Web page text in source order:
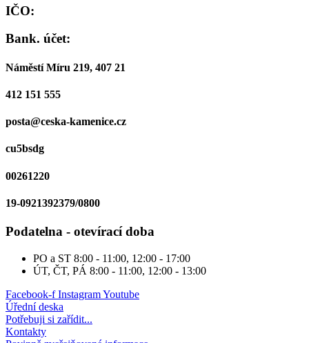
IČO:
Bank. účet:
Náměstí Míru 219, 407 21
412 151 555
posta@ceska-kamenice.cz
cu5bsdg
00261220
19-0921392379/0800
Podatelna - otevírací doba
PO a ST 8:00 - 11:00, 12:00 - 17:00
ÚT, ČT, PÁ 8:00 - 11:00, 12:00 - 13:00
Facebook-f InstagramYoutube
Úřední deska
Potřebuji si zařídit...
Kontakty